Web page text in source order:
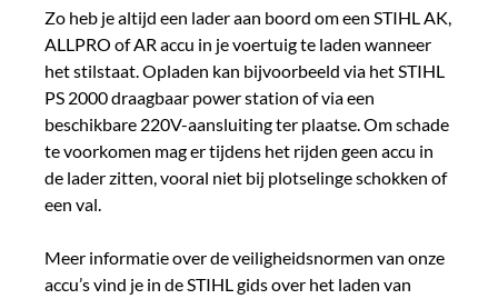
Zo heb je altijd een lader aan boord om een STIHL AK,
ALLPRO of AR accu in je voertuig te laden wanneer
het stilstaat. Opladen kan bijvoorbeeld via het STIHL
PS 2000 draagbaar power station of via een
beschikbare 220V-aansluiting ter plaatse. Om schade
te voorkomen mag er tijdens het rijden geen accu in
de lader zitten, vooral niet bij plotselinge schokken of
een val.
Meer informatie over de veiligheidsnormen van onze
accu’s vind je in de STIHL gids over het laden van